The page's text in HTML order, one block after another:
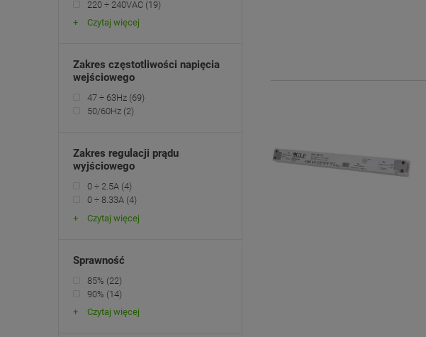
220 ÷ 240VAC (19)
Czytaj więcej
Zakres częstotliwości napięcia
wejściowego
47 ÷ 63Hz (69)
50/60Hz (2)
Zakres regulacji prądu
wyjściowego
0 ÷ 2.5A (4)
0 ÷ 8.33A (4)
Czytaj więcej
Sprawność
85% (22)
90% (14)
Czytaj więcej